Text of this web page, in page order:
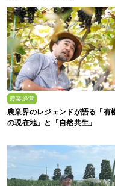
農業経営
農業界のレジェンドが語る「有
の現在地」と「自然共生」